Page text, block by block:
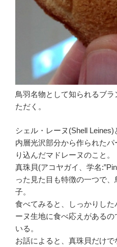
鳥羽名物として知られるブ
ただく。
シェル・レーヌ(Shell
内層光沢部分から作られた
り込んだマドレーヌのこと。
真珠貝(アコヤガイ、学名
った見た目も特徴の一つで
子。
食べてみると、しっかりし
ーヌ生地に食べ応えがある
いる。
お話によると、真珠貝だけ